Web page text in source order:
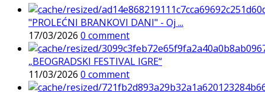
"PROLEĆNI BRANKOVI DANI" - Oj ...
17/03/2026 0 comment
„BEOGRADSKI FESTIVAL IGRE“
11/03/2026 0 comment